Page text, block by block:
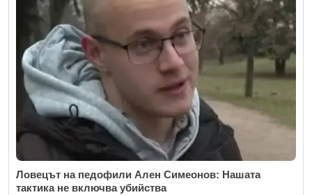
Ловецът на педофили Ален Симеонов: Нашата
тактика не включва убийства